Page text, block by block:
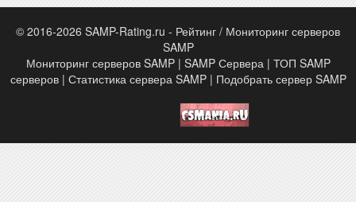
© 2016-2026 SAMP-Rating.ru - Рейтинг / Мониторинг серверов
SAMP
Мониторинг серверов SAMP | SAMP Сервера | ТОП SAMP
серверов | Статистика сервера SAMP | Подобрать сервер SAMP